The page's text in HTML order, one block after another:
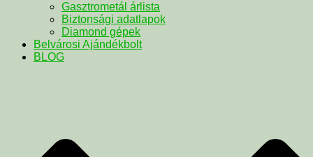
Gasztrometál árlista
Biztonsági adatlapok
Diamond gépek
Belvárosi Ajándékbolt
BLOG